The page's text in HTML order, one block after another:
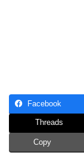
Facebook
Threads
Copy